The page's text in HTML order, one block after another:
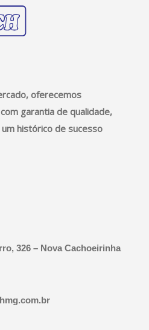
oferecemos
garantia de qualidade,
histórico de sucesso
326 – Nova Cachoeirinha